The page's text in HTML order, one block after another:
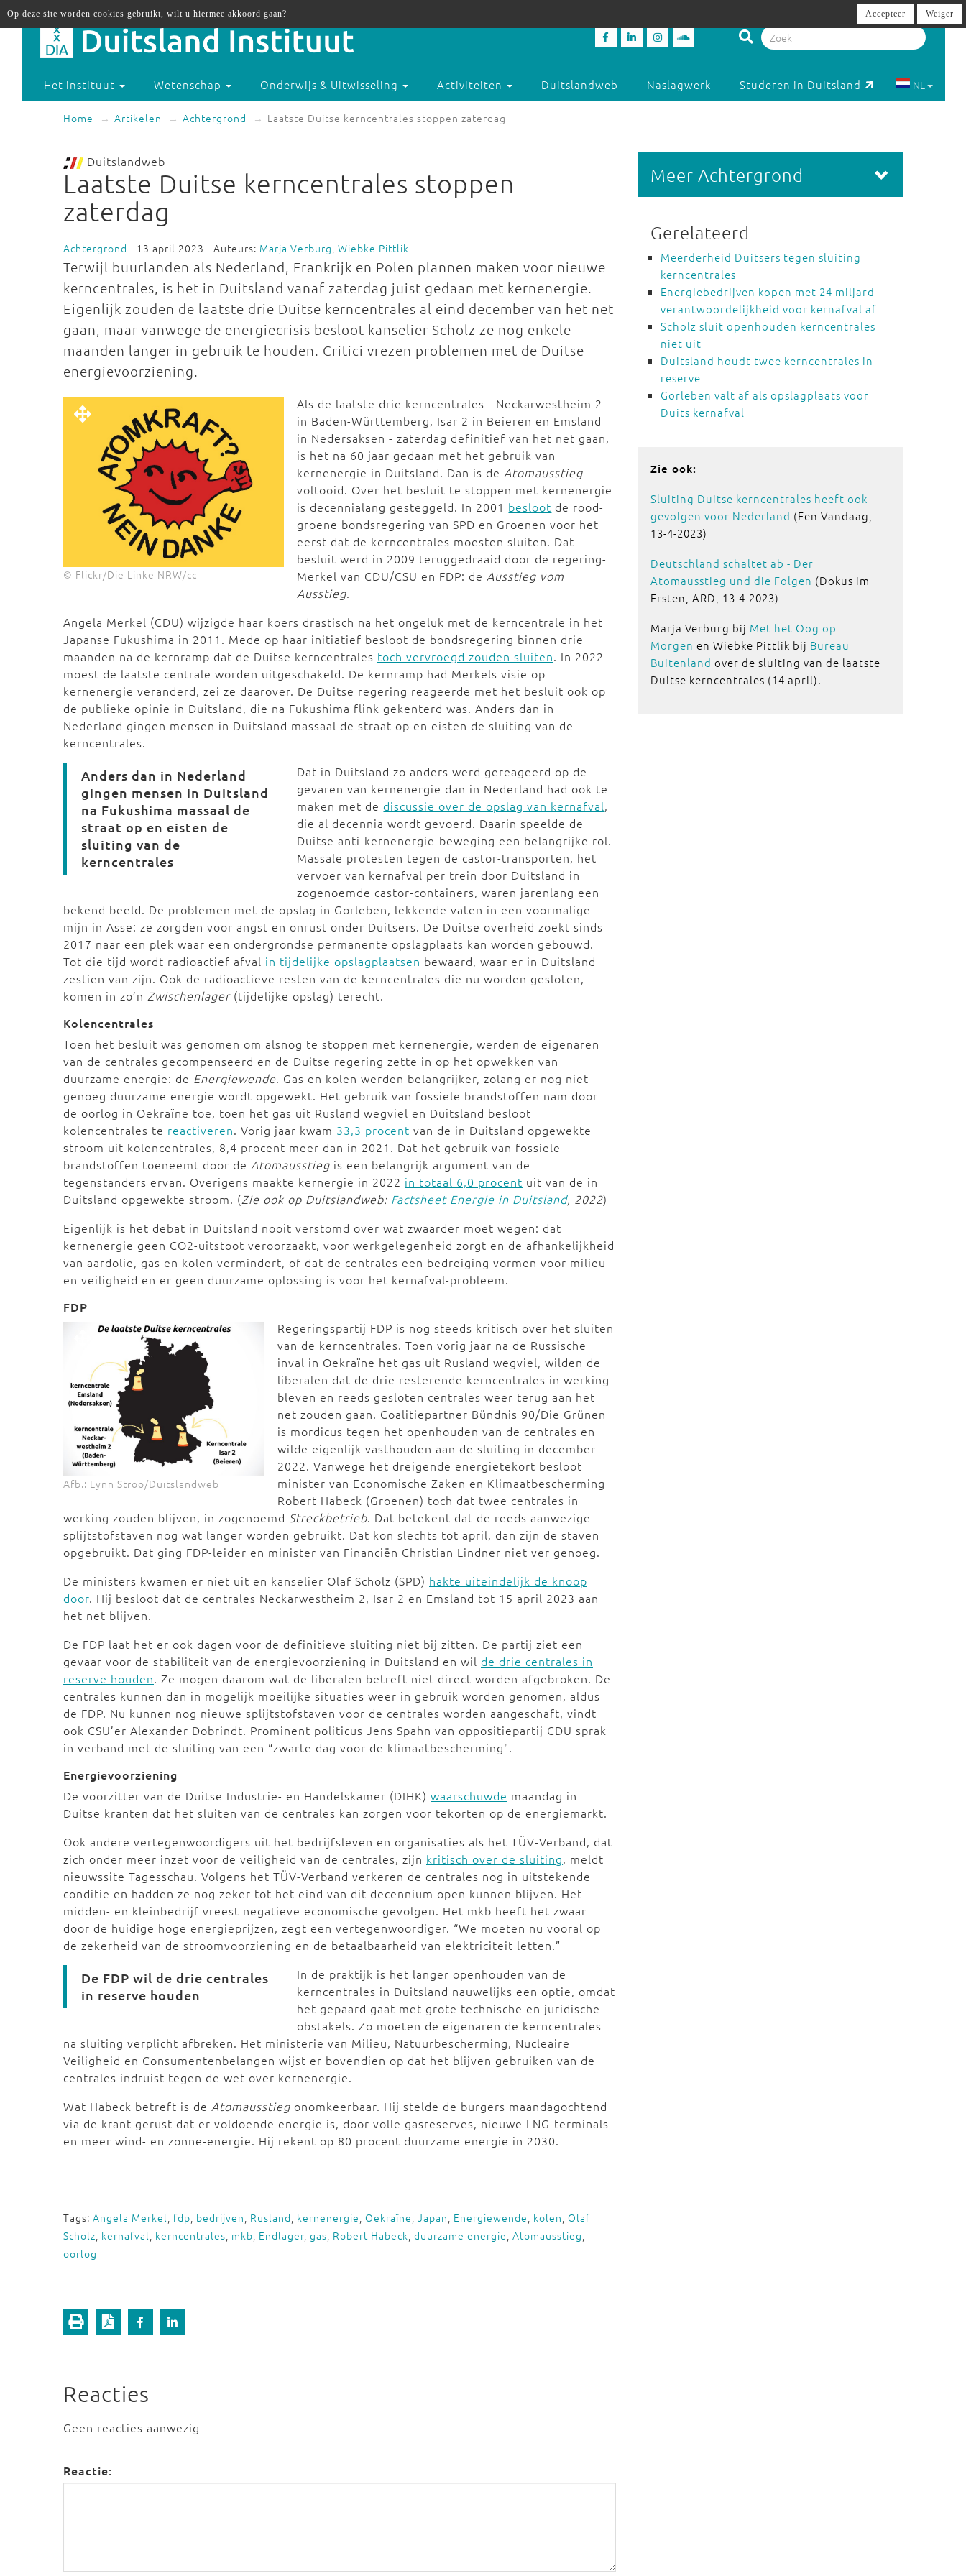
Het instituut Wetenschap Onderwijs & Uitwisseling Activiteiten Duitslandweb Naslagwerk Studeren in Duitsland NL
Home Artikelen Achtergrond Laatste Duitse kerncentrales stoppen zaterdag
Duitslandweb
Laatste Duitse kerncentrales stoppen
zaterdag
Achtergrond - 13 april 2023 - Auteurs: Marja Verburg, Wiebke Pittlik
Terwijl buurlanden als Nederland, Frankrijk en Polen plannen maken voor nieuwe
kerncentrales, is het in Duitsland vanaf zaterdag juist gedaan met kernenergie.
Eigenlijk zouden de laatste drie Duitse kerncentrales al eind december van het net
gaan, maar vanwege de energiecrisis besloot kanselier Scholz ze nog enkele
maanden langer in gebruik te houden. Critici vrezen problemen met de Duitse
energievoorziening.
© Flickr/Die Linke NRW/cc
Als de laatste drie kerncentrales - Neckarwestheim 2
in Baden-Württemberg, Isar 2 in Beieren en Emsland
in Nedersaksen - zaterdag definitief van het net gaan,
is het na 60 jaar gedaan met het gebruik van
kernenergie in Duitsland. Dan is de Atomausstieg
voltooid. Over het besluit te stoppen met kernenergie
is decennialang gesteggeld. In 2001 besloot de rood-
groene bondsregering van SPD en Groenen voor het
eerst dat de kerncentrales moesten sluiten. Dat
besluit werd in 2009 teruggedraaid door de regering-
Merkel van CDU/CSU en FDP: de Ausstieg vom
Ausstieg.
Angela Merkel (CDU) wijzigde haar koers drastisch na het ongeluk met de kerncentrale in het
Japanse Fukushima in 2011. Mede op haar initiatief besloot de bondsregering binnen drie
maanden na de kernramp dat de Duitse kerncentrales toch vervroegd zouden sluiten. In 2022
moest de laatste centrale worden uitgeschakeld. De kernramp had Merkels visie op
kernenergie veranderd, zei ze daarover. De Duitse regering reageerde met het besluit ook op
de publieke opinie in Duitsland, die na Fukushima flink gekenterd was. Anders dan in
Nederland gingen mensen in Duitsland massaal de straat op en eisten de sluiting van de
kerncentrales.
Anders dan in Nederland
gingen mensen in Duitsland
na Fukushima massaal de
straat op en eisten de
sluiting van de
kerncentrales
Dat in Duitsland zo anders werd gereageerd op de
gevaren van kernenergie dan in Nederland had ook te
maken met de discussie over de opslag van kernafval,
die al decennia wordt gevoerd. Daarin speelde de
Duitse anti-kernenergie-beweging een belangrijke rol.
Massale protesten tegen de castor-transporten, het
vervoer van kernafval per trein door Duitsland in
zogenoemde castor-containers, waren jarenlang een
bekend beeld. De problemen met de opslag in Gorleben, lekkende vaten in een voormalige
mijn in Asse: ze zorgden voor angst en onrust onder Duitsers. De Duitse overheid zoekt sinds
2017 naar een plek waar een ondergrondse permanente opslagplaats kan worden gebouwd.
Tot die tijd wordt radioactief afval in tijdelijke opslagplaatsen bewaard, waar er in Duitsland
zestien van zijn. Ook de radioactieve resten van de kerncentrales die nu worden gesloten,
komen in zo’n Zwischenlager(tijdelijke opslag) terecht.
Kolencentrales
Toen het besluit was genomen om alsnog te stoppen met kernenergie, werden de eigenaren
van de centrales gecompenseerd en de Duitse regering zette in op het opwekken van
duurzame energie: de Energiewende. Gas en kolen werden belangrijker, zolang er nog niet
genoeg duurzame energie wordt opgewekt. Het gebruik van fossiele brandstoffen nam door
de oorlog in Oekraïne toe, toen het gas uit Rusland wegviel en Duitsland besloot
kolencentrales te reactiveren. Vorig jaar kwam 33,3 procent van de in Duitsland opgewekte
stroom uit kolencentrales, 8,4 procent meer dan in 2021. Dat het gebruik van fossiele
brandstoffen toeneemt door de Atomausstieg is een belangrijk argument van de
tegenstanders ervan. Overigens maakte kernergie in 2022 in totaal 6,0 procent uit van de in
Duitsland opgewekte stroom. (Zie ook op Duitslandweb: Factsheet Energie in Duitsland, 2022)
Eigenlijk is het debat in Duitsland nooit verstomd over wat zwaarder moet wegen: dat
kernenergie geen CO2-uitstoot veroorzaakt, voor werkgelegenheid zorgt en de afhankelijkheid
van aardolie, gas en kolen vermindert, of dat de centrales een bedreiging vormen voor milieu
en veiligheid en er geen duurzame oplossing is voor het kernafval-probleem.
FDP
Afb.: Lynn Stroo/Duitslandweb
Regeringspartij FDP is nog steeds kritisch over het sluiten
van de kerncentrales. Toen vorig jaar na de Russische
inval in Oekraïne het gas uit Rusland wegviel, wilden de
liberalen dat de drie resterende kerncentrales in werking
bleven en reeds gesloten centrales weer terug aan het
net zouden gaan. Coalitiepartner Bündnis 90/Die Grünen
is mordicus tegen het openhouden van de centrales en
wilde eigenlijk vasthouden aan de sluiting in december
2022. Vanwege het dreigende energietekort besloot
minister van Economische Zaken en Klimaatbescherming
Robert Habeck (Groenen) toch dat twee centrales in
werking zouden blijven, in zogenoemd Streckbetrieb. Dat betekent dat de reeds aanwezige
splijtstofstaven nog wat langer worden gebruikt. Dat kon slechts tot april, dan zijn de staven
opgebruikt. Dat ging FDP-leider en minister van Financiën Christian Lindner niet ver genoeg.
De ministers kwamen er niet uit en kanselier Olaf Scholz (SPD) hakte uiteindelijk de knoop
door. Hij besloot dat de centrales Neckarwestheim 2, Isar 2 en Emsland tot 15 april 2023 aan
het net blijven.
De FDP laat het er ook dagen voor de definitieve sluiting niet bij zitten. De partij ziet een
gevaar voor de stabiliteit van de energievoorziening in Duitsland en wil de drie centrales in
reserve houden. Ze mogen daarom wat de liberalen betreft niet direct worden afgebroken. De
centrales kunnen dan in mogelijk moeilijke situaties weer in gebruik worden genomen, aldus
de FDP. Nu kunnen nog nieuwe splijtstofstaven voor de centrales worden aangeschaft, vindt
ook CSU’er Alexander Dobrindt. Prominent politicus Jens Spahn van oppositiepartij CDU sprak
in verband met de sluiting van een “zwarte dag voor de klimaatbescherming".
Energievoorziening
De voorzitter van de Duitse Industrie- en Handelskamer (DIHK) waarschuwde maandag in
Duitse kranten dat het sluiten van de centrales kan zorgen voor tekorten op de energiemarkt.
Ook andere vertegenwoordigers uit het bedrijfsleven en organisaties als het TÜV-Verband, dat
zich onder meer inzet voor de veiligheid van de centrales, zijn kritisch over de sluiting, meldt
nieuwssite Tagesschau. Volgens het TÜV-Verband verkeren de centrales nog in uitstekende
conditie en hadden ze nog zeker tot het eind van dit decennium open kunnen blijven. Het
midden- en kleinbedrijf vreest negatieve economische gevolgen. Het mkb heeft het zwaar
door de huidige hoge energieprijzen, zegt een vertegenwoordiger. “We moeten nu vooral op
de zekerheid van de stroomvoorziening en de betaalbaarheid van elektriciteit letten.”
De FDP wil de drie centrales
in reserve houden
In de praktijk is het langer openhouden van de
kerncentrales in Duitsland nauwelijks een optie, omdat
het gepaard gaat met grote technische en juridische
obstakels. Zo moeten de eigenaren de kerncentrales
na sluiting verplicht afbreken. Het ministerie van Milieu, Natuurbescherming, Nucleaire
Veiligheid en Consumentenbelangen wijst er bovendien op dat het blijven gebruiken van de
centrales indruist tegen de wet over kernenergie.
Wat Habeck betreft is de Atomausstieg onomkeerbaar. Hij stelde de burgers maandagochtend
via de krant gerust dat er voldoende energie is, door volle gasreserves, nieuwe LNG-terminals
en meer wind- en zonne-energie. Hij rekent op 80 procent duurzame energie in 2030.
Tags: Angela Merkel, fdp, bedrijven, Rusland, kernenergie, Oekraïne, Japan, Energiewende, kolen, Olaf
Scholz, kernafval, kerncentrales, mkb, Endlager, gas, Robert Habeck, duurzame energie, Atomausstieg,
oorlog
Reacties
Geen reacties aanwezig
Reactie:
Meer Achtergrond
Gerelateerd
Meerderheid Duitsers tegen sluiting
kerncentrales
Energiebedrijven kopen met 24 miljard
verantwoordelijkheid voor kernafval af
Scholz sluit openhouden kerncentrales
niet uit
Duitsland houdt twee kerncentrales in
reserve
Gorleben valt af als opslagplaats voor
Duits kernafval
Zie ook:
Sluiting Duitse kerncentrales heeft ook
gevolgen voor Nederland (Een Vandaag,
13-4-2023)
Deutschland schaltet ab - Der
Atomausstieg und die Folgen (Dokus im
Ersten, ARD, 13-4-2023)
Marja Verburg bij Met het Oog op
Morgen en Wiebke Pittlik bij Bureau
Buitenland over de sluiting van de laatste
Duitse kerncentrales (14 april).
Op deze site worden cookies gebruikt, wilt u hiermee akkoord gaan? Accepteer Weiger